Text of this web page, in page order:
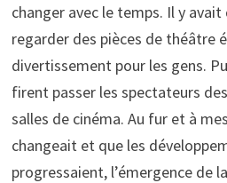
changer avec le temps. Il y
regarder des pièces de théâtre
divertissement pour les gens.
firent passer les spectateurs
salles de cinéma. Au fur et à
changeait et que les
progressaient, l’émergence de